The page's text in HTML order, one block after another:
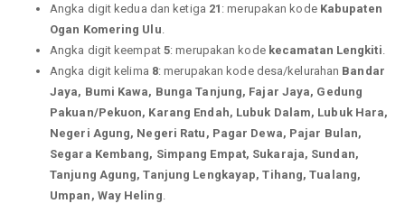
Angka digit kedua dan ketiga 21 : merupakan kode Kabupaten
Ogan Komering Ulu
Angka digit keempat 5: merupakan kode kecamatan Lengkiti
Angka digit kelima 8: merupakan kode desa/kelurahan Bandar
Jaya, Bumi Kawa, Bunga Tanjung, Fajar Jaya, Gedung
Pakuan/Pekuon, Karang Endah, Lubuk Dalam, Lubuk Hara,
Negeri Agung, Negeri Ratu, Pagar Dewa, Pajar Bulan,
Segara Kembang, Simpang Empat, Sukaraja, Sundan,
Tanjung Agung, Tanjung Lengkayap, Tihang, Tualang,
Umpan, Way Heling